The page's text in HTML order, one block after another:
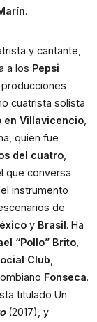
.
y cantante,
a los Pepsi
cuatrista solista
en Villavicencio
quien fue
del cuatro
que conversa
instrumento
y Brasil. Ha
“Pollo” Brito
Club
Fonseca.
titulado Un
(2017), y